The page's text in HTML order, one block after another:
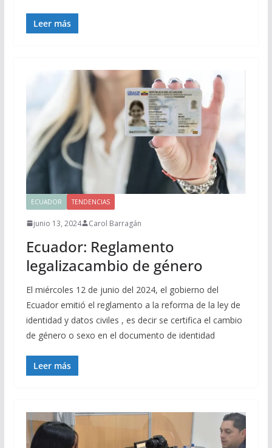
Leer más
ECUADOR TENDENCIAS
junio 13, 2024 Carol Barragán
Ecuador: Reglamento
legalizacambio de género
El miércoles 12 de junio del 2024, el gobierno del
Ecuador emitió el reglamento a la reforma de la ley de
identidad y datos civiles , es decir se certifica el cambio
de género o sexo en el documento de identidad
Leer más